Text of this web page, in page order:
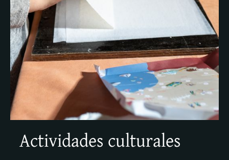
Actividades culturales